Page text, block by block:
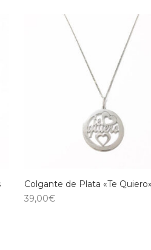
Colgante de Plata «Te Quiero»
39,00€